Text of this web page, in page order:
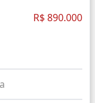
R$ 890.000